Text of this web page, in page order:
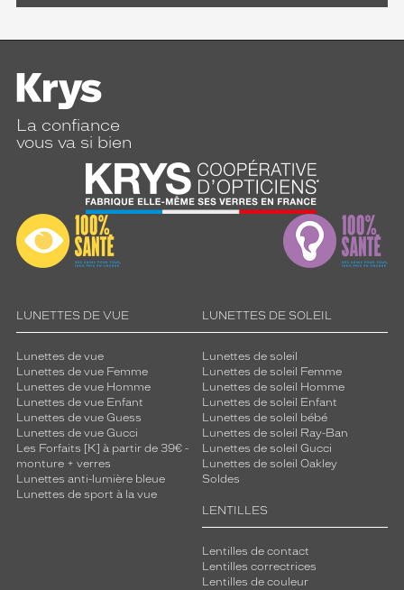
La confiance
vous va si bien
LUNETTES DE VUE
Lunettes de vue
Lunettes de vue Femme
Lunettes de vue Homme
Lunettes de vue Enfant
Lunettes de vue Guess
Lunettes de vue Gucci
Les Forfaits [K] à partir de 39€ -
monture + verres
Lunettes anti-lumière bleue
Lunettes de sport à la vue
LUNETTES DE SOLEIL
Lunettes de soleil
Lunettes de soleil Femme
Lunettes de soleil Homme
Lunettes de soleil Enfant
Lunettes de soleil bébé
Lunettes de soleil Ray-Ban
Lunettes de soleil Gucci
Lunettes de soleil Oakley
Soldes
LENTILLES
Lentilles de contact
Lentilles correctrices
Lentilles de couleur